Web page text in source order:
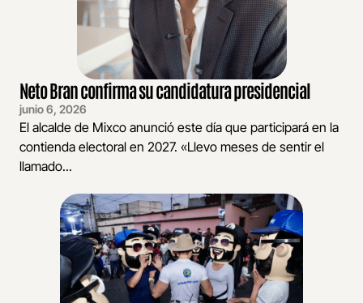
Neto Bran confirma su candidatura presidencial
junio 6, 2026
El alcalde de Mixco anunció este día que participará en la
contienda electoral en 2027. «Llevo meses de sentir el
llamado...